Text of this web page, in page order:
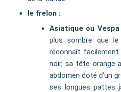
le frelon :
Asiatique ou
plus sombre que
reconnaît
noir, sa tête orange
abdomen doté d’un
ses longues pattes